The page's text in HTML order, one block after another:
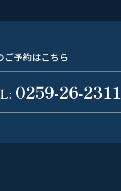
ご予約はこちら
0259-26-2311